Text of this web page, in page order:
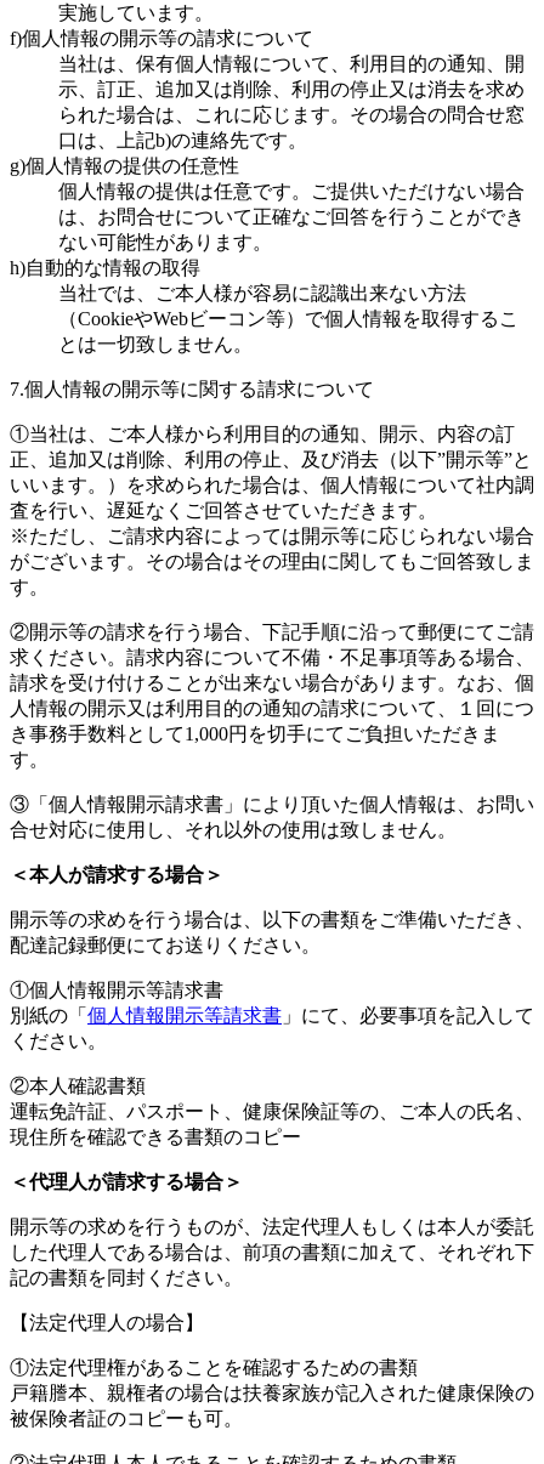
実施しています。
f)個人情報の開示等の請求について
当社は、保有個人情報について、利用目的の通知、開
示、訂正、追加又は削除、利用の停止又は消去を求め
られた場合は、これに応じます。その場合の問合せ窓
口は、上記b)の連絡先です。
g)個人情報の提供の任意性
個人情報の提供は任意です。ご提供いただけない場合
は、お問合せについて正確なご回答を行うことができ
ない可能性があります。
h)自動的な情報の取得
当社では、ご本人様が容易に認識出来ない方法
（CookieやWebビーコン等）で個人情報を取得するこ
とは一切致しません。
7.個人情報の開示等に関する請求について
①当社は、ご本人様から利用目的の通知、開示、内容の訂
正、追加又は削除、利用の停止、及び消去（以下”開示等”と
いいます。）を求められた場合は、個人情報について社内調
査を行い、遅延なくご回答させていただきます。
※ただし、ご請求内容によっては開示等に応じられない場合
がございます。その場合はその理由に関してもご回答致しま
す。
②開示等の請求を行う場合、下記手順に沿って郵便にてご請
求ください。請求内容について不備・不足事項等ある場合、
請求を受け付けることが出来ない場合があります。なお、個
人情報の開示又は利用目的の通知の請求について、１回につ
き事務手数料として1,000円を切手にてご負担いただきま
す。
③「個人情報開示請求書」により頂いた個人情報は、お問い
合せ対応に使用し、それ以外の使用は致しません。
＜本人が請求する場合＞
開示等の求めを行う場合は、以下の書類をご準備いただき、
配達記録郵便にてお送りください。
①個人情報開示等請求書
別紙の「 個人情報開示等請求書 」にて、必要事項を記入して
ください。
②本人確認書類
運転免許証、パスポート、健康保険証等の、ご本人の氏名、
現住所を確認できる書類のコピー
＜代理人が請求する場合＞
開示等の求めを行うものが、法定代理人もしくは本人が委託
した代理人である場合は、前項の書類に加えて、それぞれ下
記の書類を同封ください。
【法定代理人の場合】
①法定代理権があることを確認するための書類
戸籍謄本、親権者の場合は扶養家族が記入された健康保険の
被保険者証のコピーも可。